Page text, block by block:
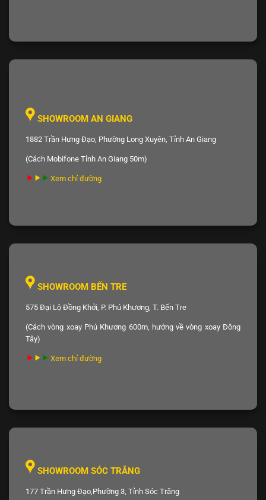
SHOWROOM AN GIANG
1882 Trần Hưng Đạo, Phường Long Xuyên, Tỉnh An Giang
(Cách Mobifone Tỉnh An Giang 50m)
Xem chỉ đường
SHOWROOM BẾN TRE
575 Đại Lộ Đồng Khởi, P. Phú Khương, T. Bến Tre
(Cách vòng xoay Phú Khương 600m, hướng về vòng xoay Đông
Tây)
Xem chỉ đường
SHOWROOM SÓC TRĂNG
177 Trần Hưng Đạo,Phường 3, Tỉnh Sóc Trăng